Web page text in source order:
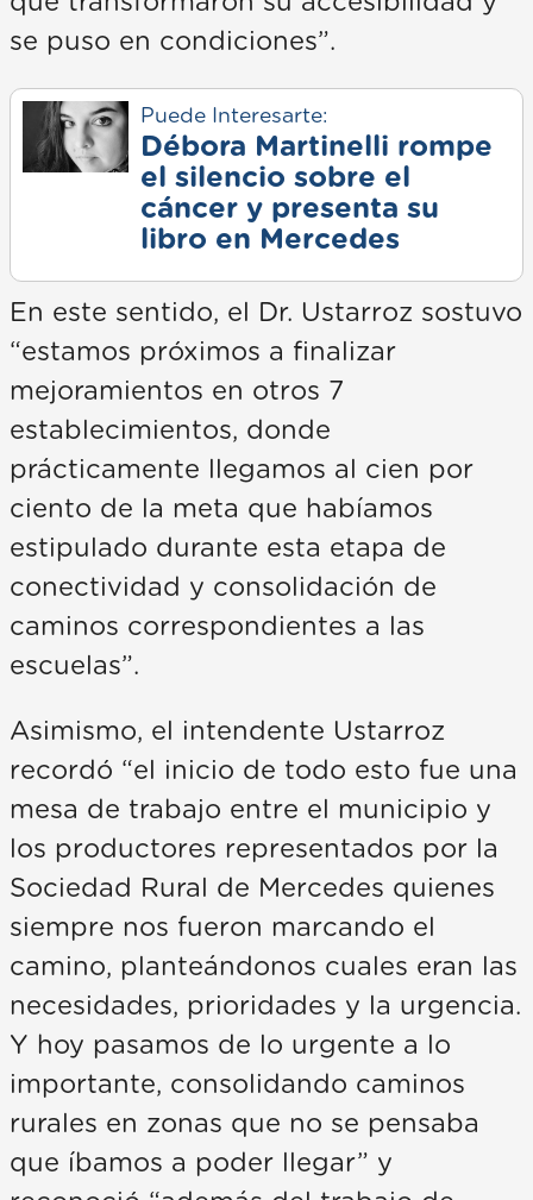
se puso en condiciones”.
Puede Interesarte:
Débora Martinelli rompe
el silencio sobre el
cáncer y presenta su
libro en Mercedes
En este sentido, el Dr. Ustarroz sostuvo
“estamos próximos a finalizar
mejoramientos en otros 7
establecimientos, donde
prácticamente llegamos al cien por
ciento de la meta que habíamos
estipulado durante esta etapa de
conectividad y consolidación de
caminos correspondientes a las
escuelas”.
Asimismo, el intendente Ustarroz
recordó “el inicio de todo esto fue una
mesa de trabajo entre el municipio y
los productores representados por la
Sociedad Rural de Mercedes quienes
siempre nos fueron marcando el
camino, planteándonos cuales eran las
necesidades, prioridades y la urgencia.
Y hoy pasamos de lo urgente a lo
importante, consolidando caminos
rurales en zonas que no se pensaba
que íbamos a poder llegar” y